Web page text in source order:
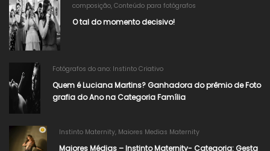
composição, Conteúdo para fotógrafos
O tal do momento decisivo!
Fotógrafos do ano: Instinto Criativo
Quem é Luciana Martins? Ganhadora do prêmio de Foto
grafia do Ano na Categoria Família
Instinto Maternity, Maiores Medias Maternity
Maiores Médias – Instinto Maternity- Categoria: Gesta